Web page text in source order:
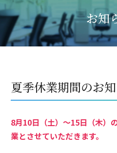
お知
夏季休業期間のお
8月10日（土）～15日（木）
業とさせていただきます。